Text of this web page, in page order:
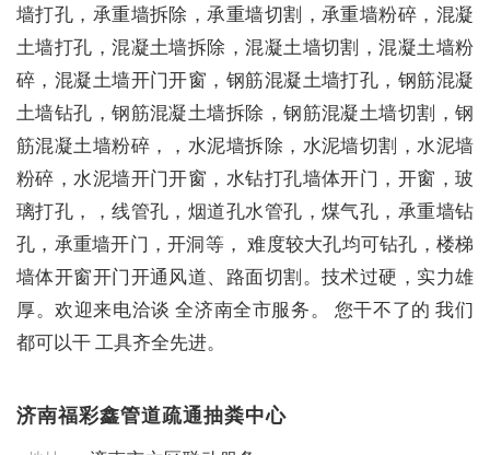
墙打孔，承重墙拆除，承重墙切割，承重墙粉碎，混凝
土墙打孔，混凝土墙拆除，混凝土墙切割，混凝土墙粉
碎，混凝土墙开门开窗，钢筋混凝土墙打孔，钢筋混凝
土墙钻孔，钢筋混凝土墙拆除，钢筋混凝土墙切割，钢
筋混凝土墙粉碎，，水泥墙拆除，水泥墙切割，水泥墙
粉碎，水泥墙开门开窗，水钻打孔墙体开门，开窗，玻
璃打孔，，线管孔，烟道孔水管孔，煤气孔，承重墙钻
孔，承重墙开门，开洞等， 难度较大孔均可钻孔，楼梯
墙体开窗开门开通风道、路面切割。技术过硬，实力雄
厚。欢迎来电洽谈 全济南全市服务。 您干不了的 我们
都可以干 工具齐全先进。
济南福彩鑫管道疏通抽粪中心